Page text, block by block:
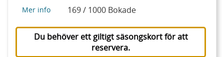
Mer info 169 / 1000 Bokade
Du behöver ett giltigt säsongskort för att
reservera.